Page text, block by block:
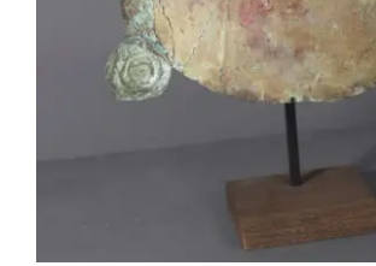
AMS010 Masque Funéraire –
lambayeque, Pérou